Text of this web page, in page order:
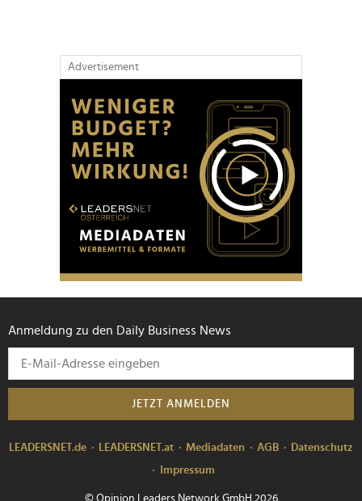
Advertisement
Anmeldung zu den Daily Business News
JETZT ANMELDEN
LEADERSNET.de LEADERSNET.at Mediadaten AGB
Datenschutz
Impressum